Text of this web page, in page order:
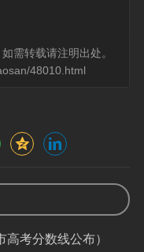
的。具体要求：在岗
公安院校的在校学生
。
需转载请注明出处。
48010.html
考分数线公布）